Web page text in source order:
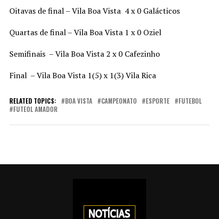
Oitavas de final – Vila Boa Vista 4 x 0 Galácticos
Quartas de final – Vila Boa Vista 1 x 0 Oziel
Semifinais – Vila Boa Vista 2 x 0 Cafezinho
Final – Vila Boa Vista 1(5) x 1(3) Vila Rica
RELATED TOPICS: BOA VISTA CAMPEONATO ESPORTE
FUTEBOL
FUTEOL AMADOR